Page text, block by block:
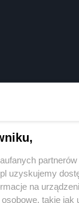
uzyskujemy
na
takie jak